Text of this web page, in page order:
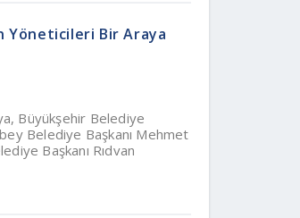
Yöneticileri Bir Araya
Büyükşehir Belediye
Belediye Başkanı Mehmet
Başkanı Rıdvan
Ihtiyacı Ve Yapı Sektörünün
Üzere Gaziantep
İbrahim Apa Ve